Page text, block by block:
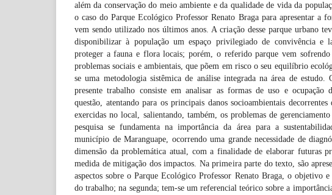
além da conservação do meio ambiente e da qualidade de vida da
o caso do Parque Ecológico Professor Renato Braga para apresentar a
vem sendo utilizado nos últimos anos. A criação desse parque urbano
disponibilizar à população um espaço privilegiado de convivência e
proteger a fauna e flora locais; porém, o referido parque vem sofrendo
problemas sociais e ambientais, que põem em risco o seu equilíbrio
se uma metodologia sistêmica de análise integrada na área de estudo.
presente trabalho consiste em analisar as formas de uso e ocupação
questão, atentando para os principais danos socioambientais decorrentes
exercidas no local, salientando, também, os problemas de gerenciamento
pesquisa se fundamenta na importância da área para a
município de Maranguape, ocorrendo uma grande necessidade de
dimensão da problemática atual, com a finalidade de elaborar futuras
medida de mitigação dos impactos. Na primeira parte do texto, são
aspectos sobre o Parque Ecológico Professor Renato Braga, o objetivo
do trabalho; na segunda; tem-se um referencial teórico sobre a